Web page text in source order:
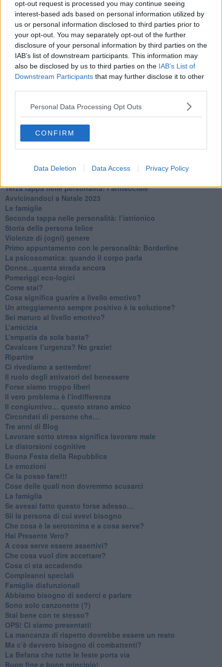
opt-out request is processed you may continue seeing
interest-based ads based on personal information utilized by
us or personal information disclosed to third parties prior to
your opt-out. You may separately opt-out of the further
disclosure of your personal information by third parties on the
IAB’s list of downstream participants. This information may
also be disclosed by us to third parties on the IAB’s List of
Downstream Participants that may further disclose it to other
Personal Data Processing Opt Outs
CONFIRM
Data Deletion Data Access Privacy Policy
​L’uomo o l’orso?
Non hanno un amico a teatro​
​Tutta una questione di rispetto
​Cose che ci esauriscono
​Vespa che passione!
​Lasciate ai vostri figli il diritto di piangere
​Parole d’amore regalate al vento
​Essere genitori di un adolescente
​Saper pazientare
​Venerdì emozionalmente sostenibile
Ma ti ascolti?
Contornati di persone che…
Non dare niente per scontato
Che cos’è la dipendenza affettiva?
​Nuovi arrivi!
​Terza tappa nelle personalità: l’antisociale
​Avvicinandoci a Natale 2023
Le famiglie
Seconda tappa nelle personalità: l’istrionico
​Storia della persona felice
Violenze di (ogni) genere
​Primo appuntamento con le personalità: Borderline
La psicosomatica: quando il corpo parla
Donne...quanta strada ancora
​Pomeriggi eco-logici
​Come stai?
Cosa significa guarire a livello emotivo?
​Un atteggiamento sempre positivo è la soluzione?
​Sei maturo al livello emotivo?
​L’amicizia
​L’empatia da sola basta?
​Cavalcare l’urgenza? No grazie!
Ripartire
​Ci rivediamo a settembre!
​Il ruolo degli attivatori del benessere
​Forse siamo troppo liberi
​Il vero problema è l’indifferenza
​Il congiuntivo… questo strano amico
​Circondati di persone che…
​Tre anni di Blog
​Lavorare sotto stress significa lavorare male
​Le distorsioni cognitive
​Buona Festa della Repubblica
Le emozioni
​Ce la posso fare!!!
​Cose delle quali non dovremmo scusarci
​La famiglia
​Se avessi fatto questo forse adesso…
​Sii la persona di cui avevi bisogno
Che cosa è la serotonina e a cosa serve?
​Hai Presente Vero?
A cosa serve essere assertivi?
​Che cosa vuol dire accettare?
​Cosa ci sta accadendo
​Compleanni speciali
​Famiglie disfunzionali
​Abbiamo bisogno di sederci e parlare
Sono solo canzonette (?)
​Stai bene con te stesso?
​OPS! Ci siamo presentati!
​La mancanza di rispetto dovrebbe essere un reato
​Ma c’è davvero bisogno di combattenti?
​La Befana che tutte le feste porta via
Buon fine e buon principio!